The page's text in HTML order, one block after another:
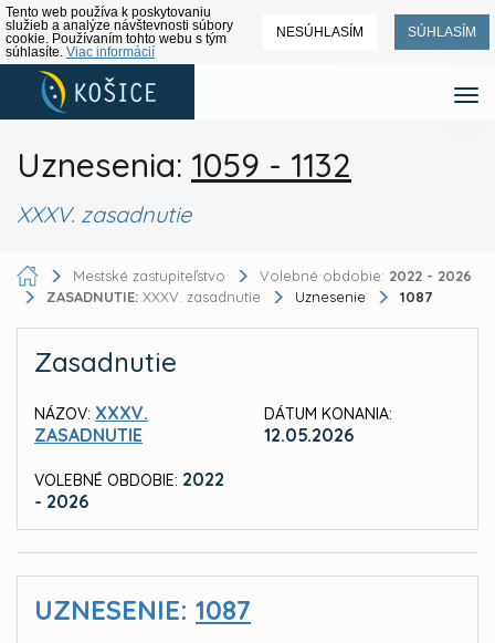
Tento web používa k poskytovaniu
služieb a analýze návštevnosti súbory
cookie. Používaním tohto webu s tým
súhlasíte. Viac informácií
NESÚHLASÍM SÚHLASÍM
Uznesenia: 1059 - 1132
XXXV. zasadnutie
Mestské zastupiteľstvo Volebné obdobie: 2022 - 2026
ZASADNUTIE: XXXV. zasadnutie Uznesenie 1087
Zasadnutie
NÁZOV: XXXV.
ZASADNUTIE
VOLEBNÉ OBDOBIE: 2022
- 2026
DÁTUM KONANIA:
12.05.2026
UZNESENIE: 1087